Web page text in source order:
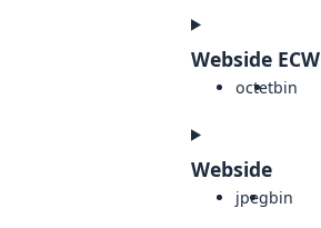
Webside ECW
octetbin
Webside
jpegbin